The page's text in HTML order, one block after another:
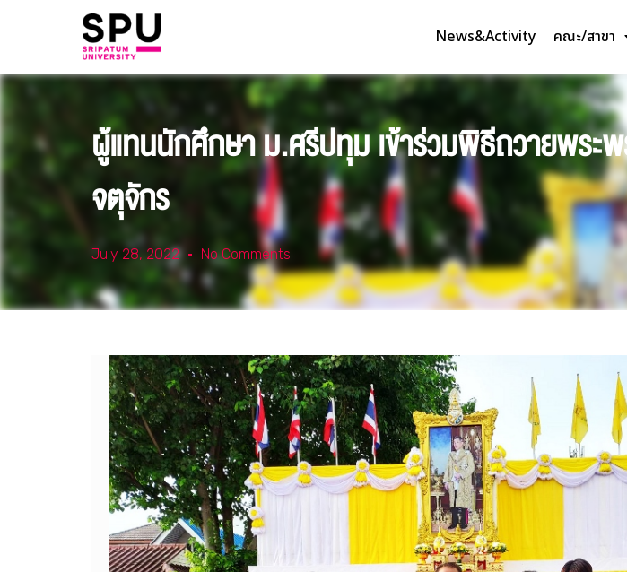
News&Activity คณะ/สาขา
ผู้แทนนักศึกษา ม.ศรีปทุม เข้าร่วมพิธีถวายพระ
จตุจักร
July 28, 2022 No Comments